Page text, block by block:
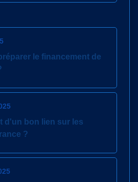
le financement de
d'un bon lien sur les
?